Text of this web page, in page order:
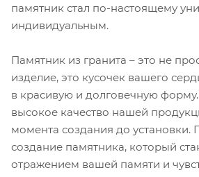
памятник стал по-настоящему
индивидуальным.
Памятник из гранита – это не
изделие, это кусочек вашего
в красивую и долговечную
высокое качество нашей
момента создания до установки.
создание памятника, который
отражением вашей памяти и